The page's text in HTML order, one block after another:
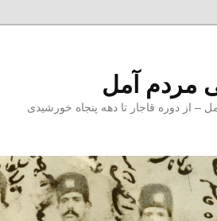
مردم آمل
از دوره قاجار تا دهه پنجاه خورشیدی